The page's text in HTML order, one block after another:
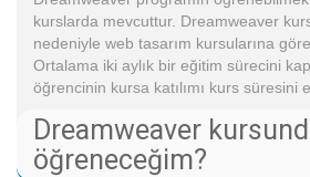
kurslarda mevcuttur. Dreamweaver
nedeniyle web tasarım kursularına göre
Ortalama iki aylık bir eğitim sürecini
öğrencinin kursa katılımı kurs süresini
Dreamweaver
öğreneceğim?